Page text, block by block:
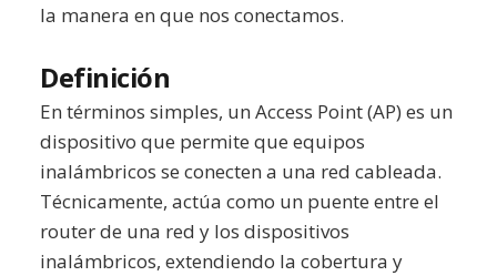
la manera en que nos conectamos.
Definición
En términos simples, un Access Point (AP) es un
dispositivo que permite que equipos
inalámbricos se conecten a una red cableada.
Técnicamente, actúa como un puente entre el
router de una red y los dispositivos
inalámbricos, extendiendo la cobertura y